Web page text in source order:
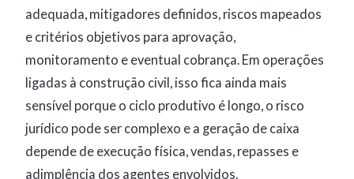
adequada, mitigadores definidos, riscos mapeados
e critérios objetivos para aprovação,
monitoramento e eventual cobrança. Em operações
ligadas à construção civil, isso fica ainda mais
sensível porque o ciclo produtivo é longo, o risco
jurídico pode ser complexo e a geração de caixa
depende de execução física, vendas, repasses e
adimplência dos agentes envolvidos.